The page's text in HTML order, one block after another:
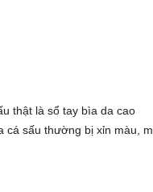
thật làsổ tay bìa da cao
cá sấu thường bị xỉn màu,